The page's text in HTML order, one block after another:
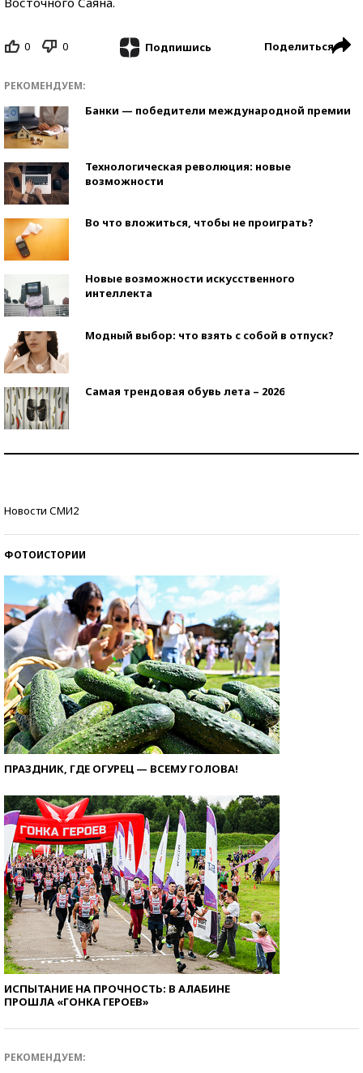
0 0 Подпишись Поделиться
РЕКОМЕНДУЕМ:
Банки — победители международной премии
Технологическая революция: новые
возможности
Во что вложиться, чтобы не проиграть?
Новые возможности искусственного
интеллекта
Модный выбор: что взять с собой в отпуск?
Самая трендовая обувь лета – 2026
Новости СМИ2
ФОТОИСТОРИИ
ПРАЗДНИК, ГДЕ ОГУРЕЦ — ВСЕМУ ГОЛОВА!
ИСПЫТАНИЕ НА ПРОЧНОСТЬ: В АЛАБИНЕ
ПРОШЛА «ГОНКА ГЕРОЕВ»
РЕКОМЕНДУЕМ: